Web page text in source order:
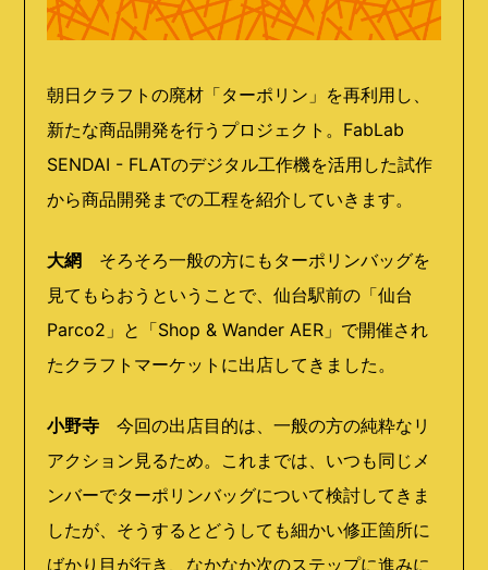
朝日クラフトの廃材「ターポリン」を再利用し、
新たな商品開発を行うプロジェクト。FabLab
SENDAI - FLATのデジタル工作機を活用した試作
から商品開発までの工程を紹介していきます。
大網 そろそろ一般の方にもターポリンバッグを
見てもらおうということで、仙台駅前の「仙台
Parco2」と「Shop & Wander AER」で開催され
たクラフトマーケットに出店してきました。
小野寺 今回の出店目的は、一般の方の純粋なリ
アクション見るため。これまでは、いつも同じメ
ンバーでターポリンバッグについて検討してきま
したが、そうするとどうしても細かい修正箇所に
ばかり目が行き、なかなか次のステップに進みに